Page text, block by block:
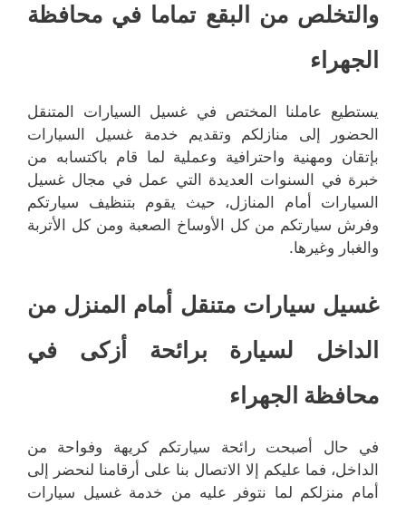
والتخلص من البقع تماما في محافظة
الجهراء
يستطيع عاملنا المختص في غسيل السيارات المتنقل
الحضور إلى منازلكم وتقديم خدمة غسيل السيارات
بإتقان ومهنية واحترافية وعملية لما قام باكتسابه من
خبرة في السنوات العديدة التي عمل في مجال غسيل
السيارات أمام المنازل، حيث يقوم بتنظيف سيارتكم
وفرش سيارتكم من كل الأوساخ الصعبة ومن كل الأتربة
والغبار وغيرها.
غسيل سيارات متنقل أمام المنزل من
الداخل لسيارة برائحة أزكى في
محافظة الجهراء
في حال أصبحت رائحة سيارتكم كريهة وفواحة من
الداخل، فما عليكم إلا الاتصال بنا على أرقامنا لنحضر إلى
أمام منزلكم لما نتوفر عليه من خدمة غسيل سيارات